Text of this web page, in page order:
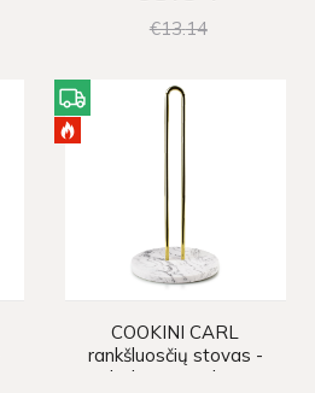
€1314
COOKINI CARL
rankšluosčių stovas -
baltas su auksu